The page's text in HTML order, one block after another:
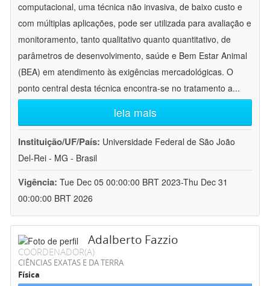
computacional, uma técnica não invasiva, de baixo custo e
com múltiplas aplicações, pode ser utilizada para avaliação e
monitoramento, tanto qualitativo quanto quantitativo, de
parâmetros de desenvolvimento, saúde e Bem Estar Animal
(BEA) em atendimento às exigências mercadológicas. O
ponto central desta técnica encontra-se no tratamento a...
leia mais
Instituição/UF/País: Universidade Federal de São João
Del-Rei - MG - Brasil
Vigência: Tue Dec 05 00:00:00 BRT 2023-Thu Dec 31
00:00:00 BRT 2026
Adalberto Fazzio
COORDENADOR(A)
CIÊNCIAS EXATAS E DA TERRA
Física